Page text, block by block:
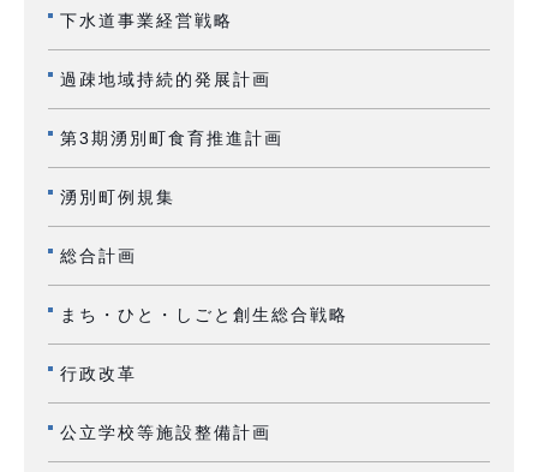
下水道事業経営戦略
過疎地域持続的発展計画
第3期湧別町食育推進計画
湧別町例規集
総合計画
まち・ひと・しごと創生総合戦略
行政改革
公立学校等施設整備計画